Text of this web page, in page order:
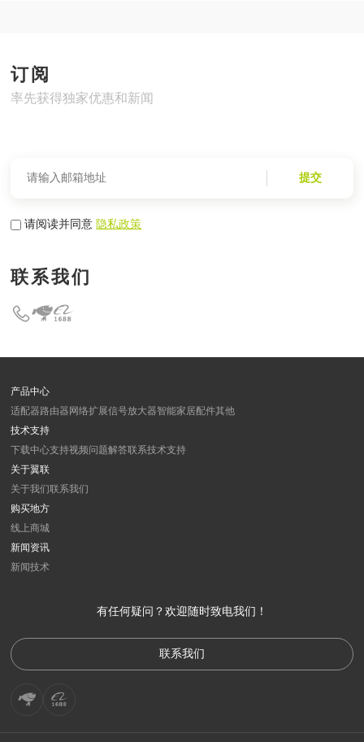
订阅
率先获得独家优惠和新闻
提交
请阅读并同意隐私政策
联系我们
产品中心
适配器路由器 网络扩展信号放大器智能家居配件其他
技术支持
下载中心支持视频问题解答联系技术支持
关于翼联
关于我们联系我们
购买地方
线上商城
新闻资讯
新闻技术
有任何疑问？欢迎随时致电我们！
联系我们